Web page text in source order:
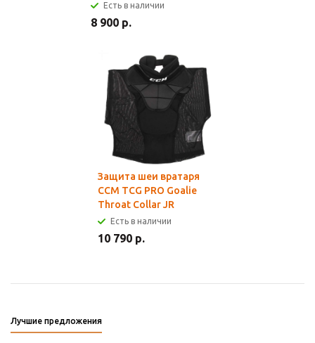
Есть в наличии
8 900 р.
Защита шеи вратаря
CCM TCG PRO Goalie
Throat Collar JR
Есть в наличии
10 790 р.
Лучшие предложения